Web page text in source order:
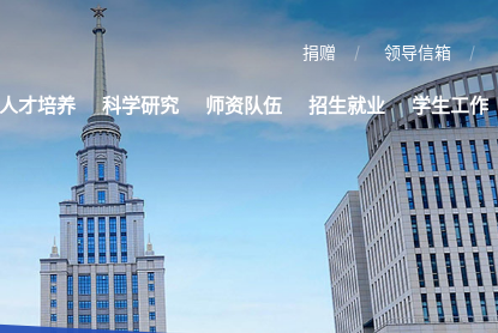
捐赠 领导信箱
人才培养 科学研究 师资队伍 招生就业 学生工作